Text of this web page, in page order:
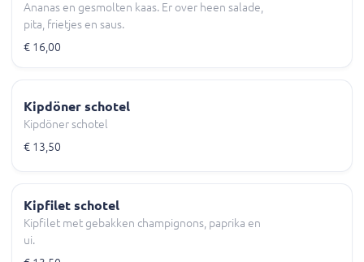
Ananas en gesmolten kaas. Er over heen salade,
pita, frietjes en saus.
€ 16,00
Kipdöner schotel
Kipdöner schotel
€ 13,50
Kipfilet schotel
Kipfilet met gebakken champignons, paprika en
ui.